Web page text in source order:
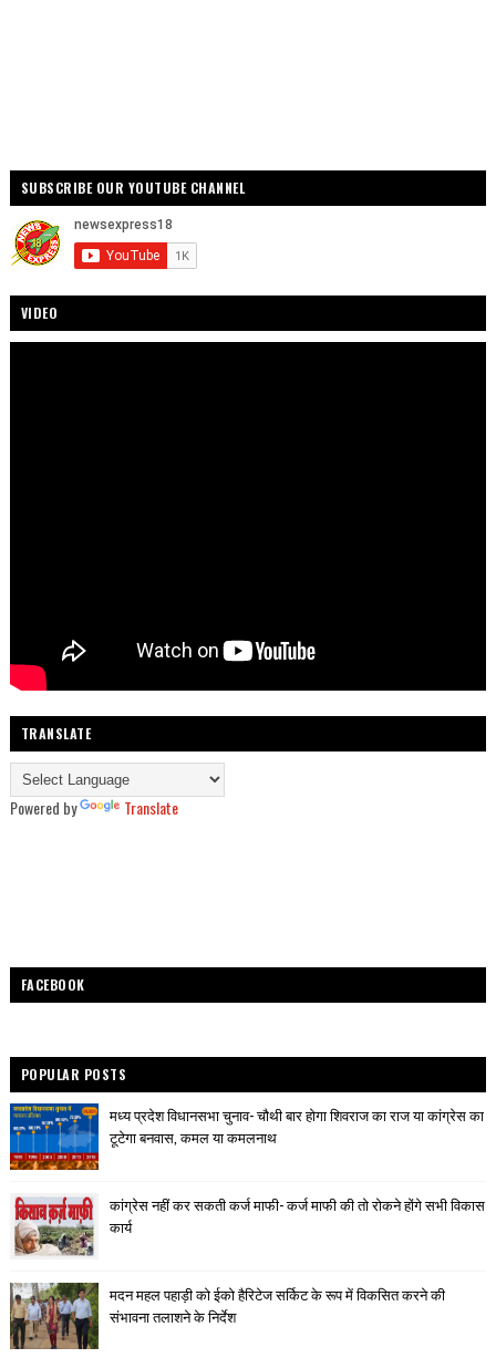
SUBSCRIBE OUR YOUTUBE CHANNEL
VIDEO
TRANSLATE
Powered by Translate
FACEBOOK
POPULAR POSTS
मध्य प्रदेश विधानसभा चुनाव- चौथी बार होगा शिवराज का राज या कांग्रेस का
टूटेगा बनवास, कमल या कमलनाथ
कांग्रेस नहीं कर सकती कर्ज माफी- कर्ज माफी की तो रोकने होंगे सभी विकास
कार्य
मदन महल पहाड़ी को ईको हैरिटेज सर्किट के रूप में विकसित करने की
संभावना तलाशने के निर्देश